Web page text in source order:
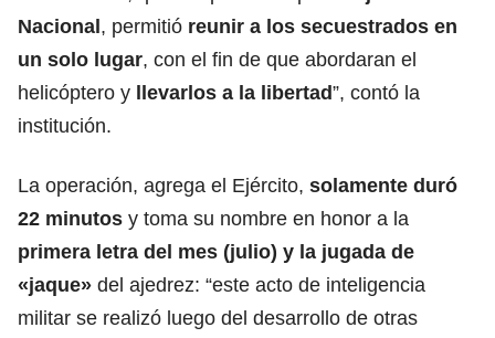
Nacional, permitió reunir a los secuestrados en
un solo lugar, con el fin de que abordaran el
helicóptero y llevarlos a la libertad”, contó la
institución.
La operación, agrega el Ejército, solamente duró
22 minutos y toma su nombre en honor a la
primera letra del mes (julio) y la jugada de
«jaque» del ajedrez: “este acto de inteligencia
militar se realizó luego del desarrollo de otras